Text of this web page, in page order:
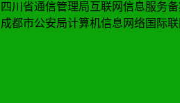
四川省通信管理局互联网信息服务
成都市公安局计算机信息网络国际